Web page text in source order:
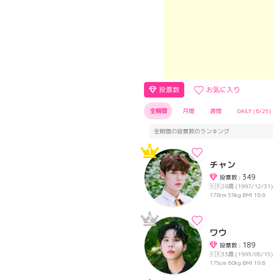
投票数 お気に入り
全期間 月間 週間 DAILY (6/25)
全期間の投票数のランキング
1
チャン
投票数 : 349
🇰🇷28歳 (1997/12/31)
178cm 59kg BMI 18.6
2
ワウ
投票数 : 189
🇰🇷33歳 (1993/05/15)
175cm 60kg BMI 19.6